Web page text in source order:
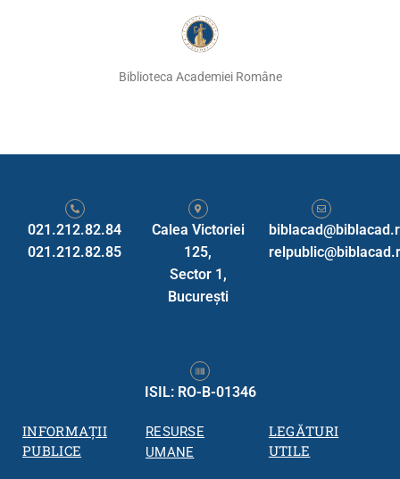
Biblioteca Academiei Române
021.212.82.84
021.212.82.85
Calea Victoriei
125,
Sector 1,
Bucureşti
ISIL: RO-B-01346
INFORMAȚII
PUBLICE
RESURSE
UMANE
LEGĂTURI
UTILE